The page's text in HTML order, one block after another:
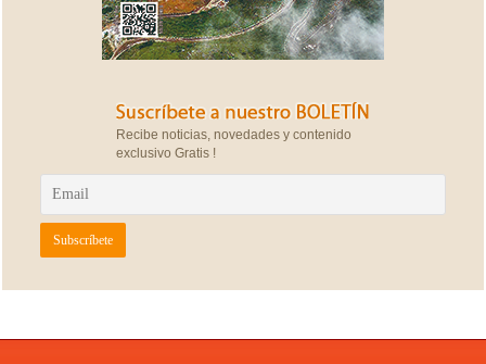
Recibe noticias, novedades y contenido
exclusivo Gratis !